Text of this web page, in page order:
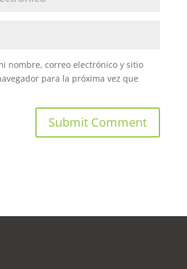
nombre, correo electrónico y sitio
para la próxima vez que